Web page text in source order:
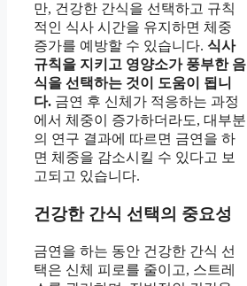
만, 건강한 간식을 선택하고 규칙
적인 식사 시간을 유지하면 체중
증가를 예방할 수 있습니다. 식사
규칙을 지키고 영양소가 풍부한 음
식을 선택하는 것이 도움이 됩니
다. 금연 후 신체가 적응하는 과정
에서 체중이 증가하더라도, 대부분
의 연구 결과에 따르면 금연을 하
면 체중을 감소시킬 수 있다고 보
고되고 있습니다.
건강한 간식 선택의 중요성
금연을 하는 동안 건강한 간식 선
택은 신체 피로를 줄이고, 스트레